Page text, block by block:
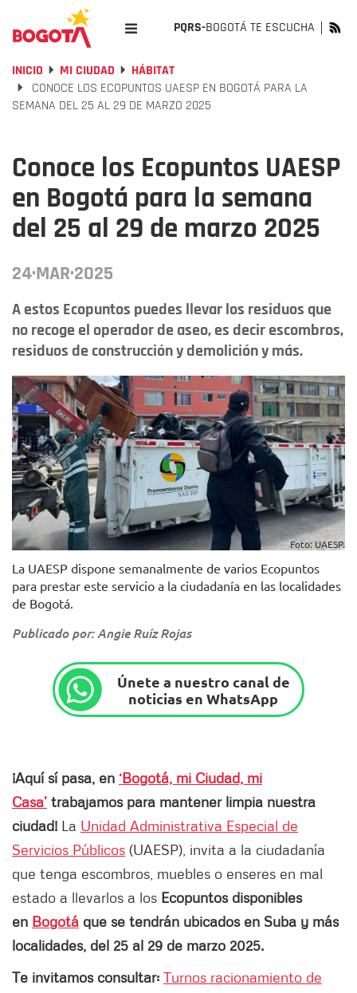
PQRS-BOGOTÁ TE ESCUCHA
INICIO MI CIUDAD
HÁBITAT
CONOCE LOS ECOPUNTOS UAESP EN BOGOTÁ PARA LA
SEMANA DEL 25 AL 29 DE MARZO 2025
Conoce los Ecopuntos UAESP
en Bogotá para la semana
del 25 al 29 de marzo 2025
24·MAR·2025
A estos Ecopuntos puedes llevar los residuos que
no recoge el operador de aseo, es decir escombros,
residuos de construcción y demolición y más.
Foto: UAESP.
La UAESP dispone semanalmente de varios Ecopuntos
para prestar este servicio a la ciudadanía en las localidades
de Bogotá.
Publicado por: Angie Ruíz Rojas
Únete a nuestro canal de
noticias en WhatsApp
¡Aquí sí pasa, en ‘Bogotá, mi Ciudad, mi
Casa’ trabajamos para mantener limpia nuestra
ciudad! La Unidad Administrativa Especial de
Servicios Públicos (UAESP), invita a la ciudadanía
que tenga escombros, muebles o enseres en mal
estado a llevarlos a los Ecopuntos disponibles
en Bogotá que se tendrán ubicados en Suba y más
localidades, del 25 al 29 de marzo 2025.
Te invitamos consultar: Turnos racionamiento de